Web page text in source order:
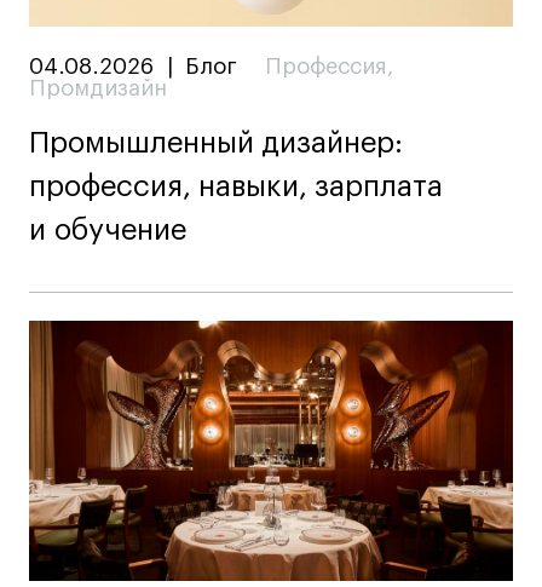
04.08.2026 Блог Профессия ,
Промдизайн
Промышленный дизайнер:
профессия, навыки, зарплата
и обучение